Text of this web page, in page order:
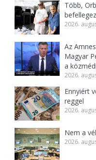
Több,
2026.
Az
Magyar
a
2026.
Ennyiért
reggel
2026.
Nem a
2026.